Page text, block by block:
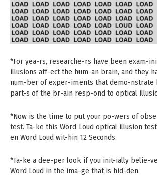
*For yea-rs, researche-rs have been exam-
illusions aff-ect the hum-an brain, and they
num-ber of exper-iments that demo-
part-s of the br-ain resp-ond to optical
*Now is the time to put your po-wers of
test. Ta-ke this Word Loud optical illusion
en Word Loud wit-hin 12 Seconds.
*Ta-ke a dee-per look if you init-ially belie-
Word Loud in the ima-ge that is hid-den.